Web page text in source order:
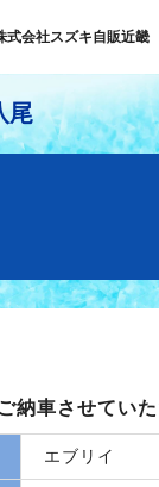
式会社スズキ自販近畿
尾
納車させてい
エブリイ